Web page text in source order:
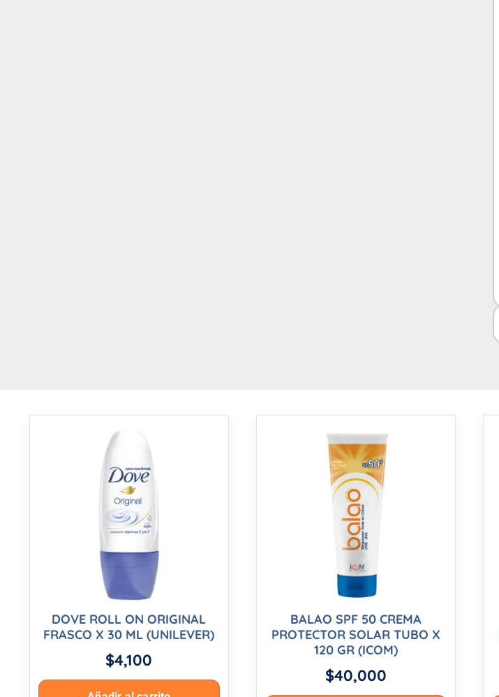
DOVE ROLL ON ORIGINAL
FRASCO X 30 ML (UNILEVER)
$4,100
BALAO SPF 50 CREMA
PROTECTOR SOLAR TUBO X
120 GR (ICOM)
$40,000